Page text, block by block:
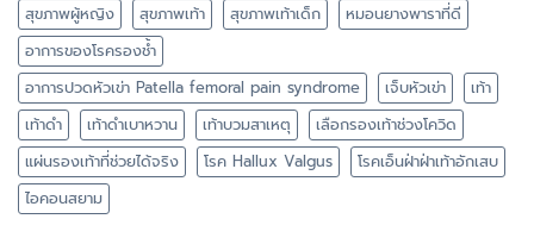
สุขภาพผู้หญิง
สุขภาพเท้า สุขภาพเท้าเด็ก
หมอนยางพาราที่ดี
อาการของโรครองช้ำ
อาการปวดหัวเข่า Patella femoral pain syndrome
เจ็บหัวเข่า
เท้า
เท้าดำ
เท้าดำเบาหวาน เท้าบวมสาเหตุ
เลือกรองเท้าช่วงโควิด
แผ่นรองเท้าที่ช่วยได้จริง
โรค Hallux Valgus
โรคเอ็นฝ่าฝ่าเท้าอักเสบ
ไอคอนสยาม